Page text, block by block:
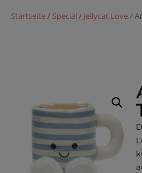
Startseite/ Special / Jellycat Love/